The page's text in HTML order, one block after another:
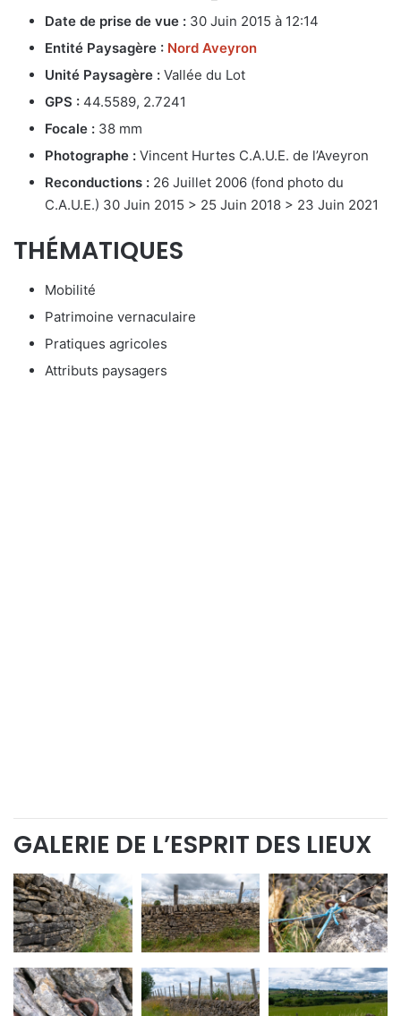
Date de prise de vue : 30 Juin 2015 à 12:14
Entité Paysagère : Nord Aveyron
Unité Paysagère : Vallée du Lot
GPS : 44.5589, 2.7241
Focale : 38 mm
Photographe : Vincent Hurtes C.A.U.E. de l’Aveyron
Reconductions : 26 Juillet 2006 (fond photo du
C.A.U.E.) 30 Juin 2015 > 25 Juin 2018 > 23 Juin 2021
THÉMATIQUES
Mobilité
Patrimoine vernaculaire
Pratiques agricoles
Attributs paysagers
GALERIE DE L’ESPRIT DES LIEUX